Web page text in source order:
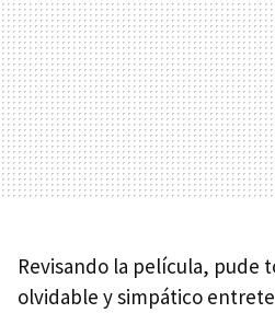
Revisando la película, pude
olvidable y simpático